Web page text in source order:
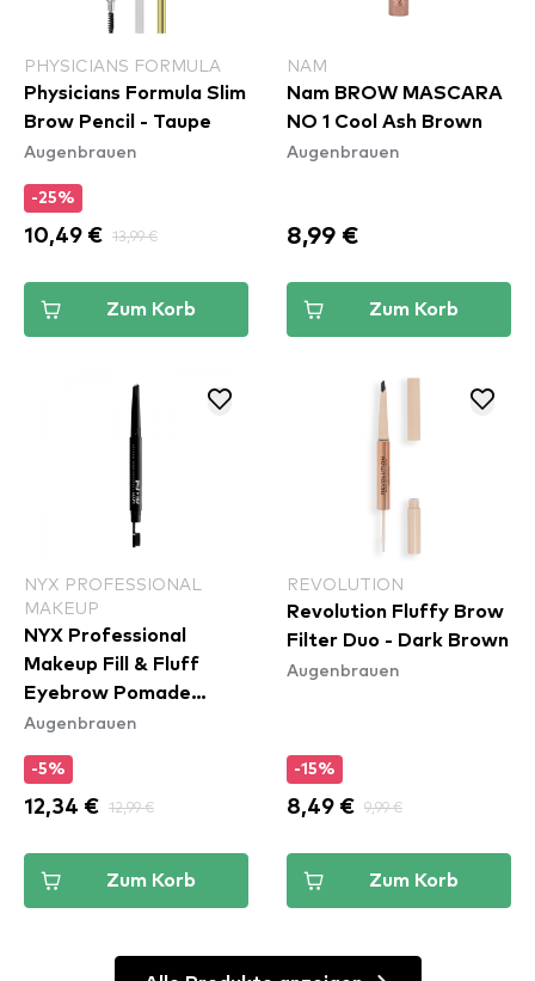
PHYSICIANS FORMULA
Physicians Formula Slim
Brow Pencil - Taupe
Augenbrauen
-25%
10,49 € 13,99 €
Zum Korb
NAM
Nam BROW MASCARA
NO 1 Cool Ash Brown
Augenbrauen
8,99 €
Zum Korb
NYX PROFESSIONAL
MAKEUP
NYX Professional
Makeup Fill & Fluff
Eyebrow Pomade
Pencil - Clear
Augenbrauen
-5%
12,34 € 12,99 €
Zum Korb
REVOLUTION
Revolution Fluffy Brow
Filter Duo - Dark Brown
Augenbrauen
-15%
8,49 € 9,99 €
Zum Korb